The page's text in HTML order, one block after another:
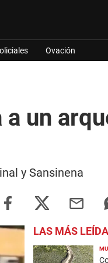
Ovación
un
y Sansinena
LAS MÁS